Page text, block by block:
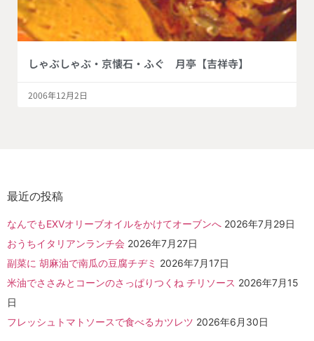
しゃぶしゃぶ・京懐石・ふぐ 月亭【吉祥寺】
2006年12月2日
最近の投稿
なんでもEXVオリーブオイルをかけてオーブンへ 2026年7月29日
おうちイタリアンランチ会 2026年7月27日
副菜に 胡麻油で南瓜の豆腐チヂミ 2026年7月17日
米油でささみとコーンのさっぱりつくね チリソース 2026年7月15
日
フレッシュトマトソースで食べるカツレツ 2026年6月30日